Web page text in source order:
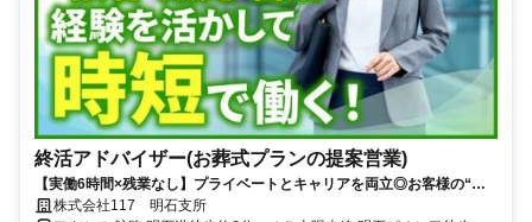
終活アドバイザー(お葬式プランの提案営業)
【実働6時間×残業なし】プライベートとキャリアを両立◎お客様の“も
しも”に備える相談スタッフ◎とかにしてみませんか？
株式会社117 明石支所